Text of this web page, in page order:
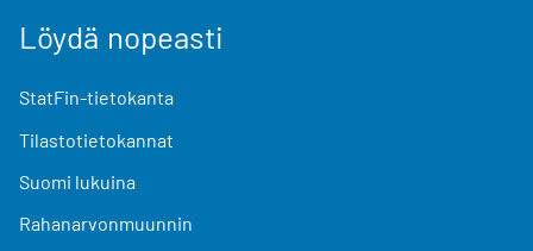
Löydä nopeasti
StatFin-tietokanta
Tilastotietokannat
Suomi lukuina
Rahanarvonmuunnin